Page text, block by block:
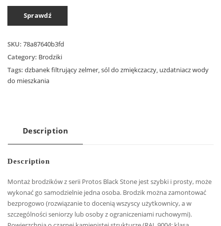
Sprawdź
SKU: 78a87640b3fd
Category: Brodziki
Tags: dzbanek filtrujący zelmer,sól do zmiękczaczy, uzdatniacz wody
do mieszkania
Description
Description
Montaż brodzików z serii Protos Black Stone jest szybki i prosty, może
wykonać go samodzielnie jedna osoba. Brodzik można zamontować
bezprogowo (rozwiązanie to docenią wszyscy użytkownicy, a w
szczególności seniorzy lub osoby z ograniczeniami ruchowymi).